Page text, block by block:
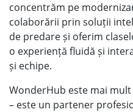
concentrăm pe
colaborării prin soluții
de predare și oferim
o experiență fluidă și
și echipe.
WonderHub este mai
– este un partener